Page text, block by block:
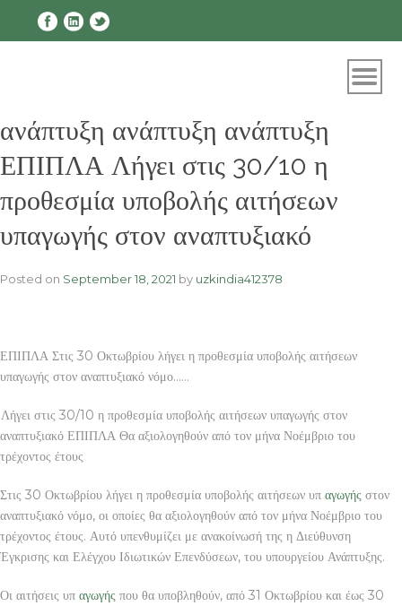
ανάπτυξη ανάπτυξη ανάπτυξη
ΕΠΙΠΛΑ Λήγει στις 30/10 η
προθεσμία υποβολής αιτήσεων
υπαγωγής στον αναπτυξιακό
Posted on September 18, 2021 by uzkindia412378
ΕΠΙΠΛΑ Στις 30 Οκτωβρίου λήγει η προθεσμία υποβολής αιτήσεων
υπαγωγής στον αναπτυξιακό νόμο……
Λήγει στις 30/10 η προθεσμία υποβολής αιτήσεων υπαγωγής στον
αναπτυξιακό ΕΠΙΠΛΑ Θα αξιολογηθούν από τον μήνα Νοέμβριο του
τρέχοντος έτους
Στις 30 Οκτωβρίου λήγει η προθεσμία υποβολής αιτήσεων υπ αγωγής στον
αναπτυξιακό νόμο, οι οποίες θα αξιολογηθούν από τον μήνα Νοέμβριο του
τρέχοντος έτους. Αυτό υπενθυμίζει με ανακοίνωσή της η Διεύθυνση
Έγκρισης και Ελέγχου Ιδιωτικών Επενδύσεων, του υπουργείου Ανάπτυξης.
Οι αιτήσεις υπ αγωγής που θα υποβληθούν, από 31 Οκτωβρίου και έως 30